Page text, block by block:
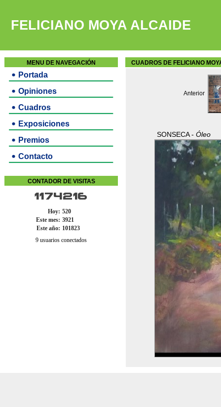
FELICIANO MOYA ALCAIDE
MENU DE NAVEGACIÓN
Portada
Opiniones
Cuadros
Exposiciones
Premios
Contacto
CONTADOR DE VISITAS
1174216
Hoy: 520
Este mes: 3921
Este año: 101823
9 usuarios conectados
CUADROS DE FELICIANO
Anterior
SONSECA - Óleo